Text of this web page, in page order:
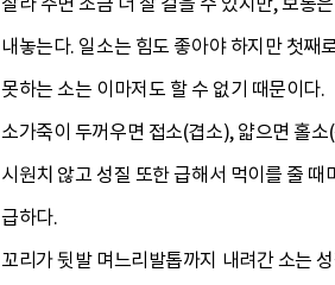
내놓는다. 일소는 힘도 좋아야 하지만 첫째
못하는 소는 이마저도 할 수 없기 때문이다.
소가죽이 두꺼우면 접소(겹소), 얇으면 홀
시원치 않고 성질 또한 급해서 먹이를 줄
급하다.
꼬리가 뒷발 며느리발톱까지 내려간 소는